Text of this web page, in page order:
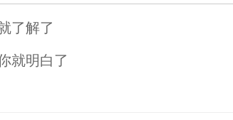
了解了
就明白了